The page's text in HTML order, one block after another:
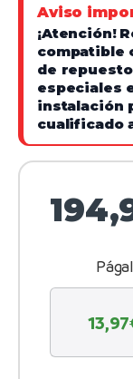
Aviso
¡Atención!
compatible
de
especiales
instalación
cualificado
13,97